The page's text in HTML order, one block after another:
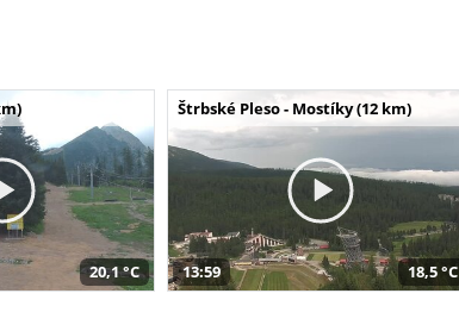
20,1 °C
Štrbské Pleso - Mostíky (12 km)
13:59 18,5 °C